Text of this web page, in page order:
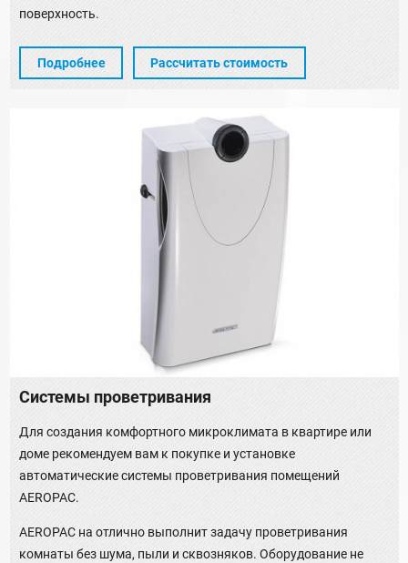
поверхность.
Подробнее Рассчитать стоимость
Системы проветривания
Для создания комфортного микроклимата в квартире или
доме рекомендуем вам к покупке и установке
автоматические системы проветривания помещений
AEROPAC.
AEROPAC на отлично выполнит задачу проветривания
комнаты без шума, пыли и сквозняков. Оборудование не